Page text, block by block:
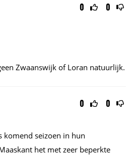
0 0
Zwaanswijk of Loran natuurlijk.
0 0
komend seizoen in hun
het met zeer beperkte